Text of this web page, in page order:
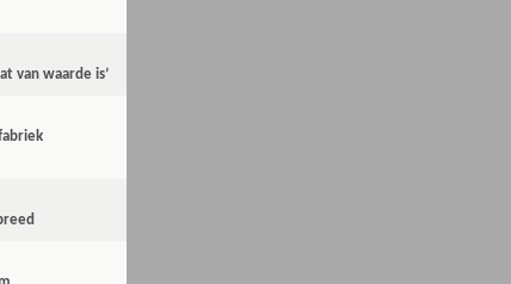
van waarde is’